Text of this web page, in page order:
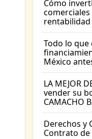
Cómo
rentabilidad
Todo lo que
México
LA MEJOR
vender su
CAMACHO
Derechos y
Contrato